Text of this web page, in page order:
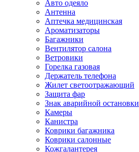
Авто одеяло
Антенна
Аптечка медицинская
Ароматизаторы
Багажники
Вентилятор салона
Ветровики
Горелка газовая
Держатель телефона
Жилет светоотражающий
Защита фар
Знак аварийной остановки
Камеры
Канистра
Коврики багажника
Коврики салонные
Кожгалантерея